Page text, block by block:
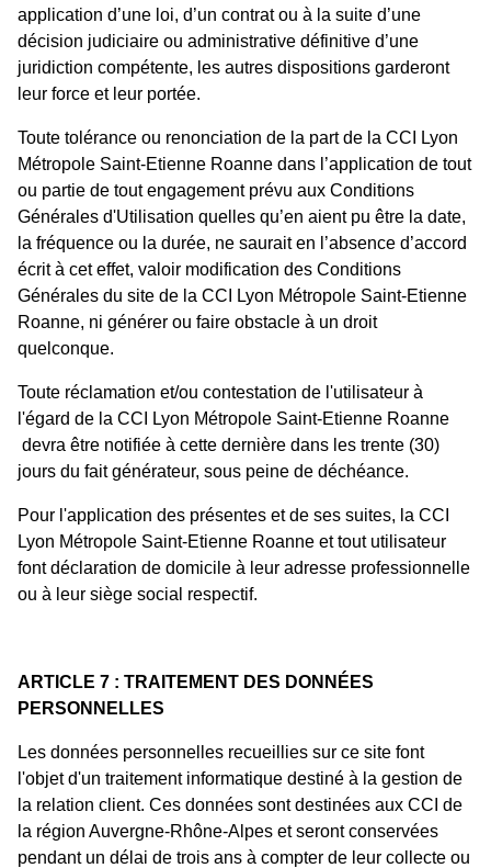
application d’une loi, d’un contrat ou à la suite d’une
décision judiciaire ou administrative définitive d’une
juridiction compétente, les autres dispositions garderont
leur force et leur portée.
Toute tolérance ou renonciation de la part de la CCI Lyon
Métropole Saint-Etienne Roanne dans l’application de tout
ou partie de tout engagement prévu aux Conditions
Générales d'Utilisation quelles qu’en aient pu être la date,
la fréquence ou la durée, ne saurait en l’absence d’accord
écrit à cet effet, valoir modification des Conditions
Générales du site de la CCI Lyon Métropole Saint-Etienne
Roanne, ni générer ou faire obstacle à un droit
quelconque.
Toute réclamation et/ou contestation de l'utilisateur à
l'égard de la CCI Lyon Métropole Saint-Etienne Roanne
devra être notifiée à cette dernière dans les trente (30)
jours du fait générateur, sous peine de déchéance.
Pour l'application des présentes et de ses suites, la CCI
Lyon Métropole Saint-Etienne Roanne et tout utilisateur
font déclaration de domicile à leur adresse professionnelle
ou à leur siège social respectif.
ARTICLE 7 : TRAITEMENT DES DONNÉES
PERSONNELLES
Les données personnelles recueillies sur ce site font
l'objet d'un traitement informatique destiné à la gestion de
la relation client. Ces données sont destinées aux CCI de
la région Auvergne-Rhône-Alpes et seront conservées
pendant un délai de trois ans à compter de leur collecte ou